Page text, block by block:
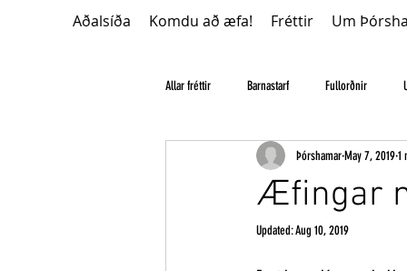
Aðalsíða Komdu að æfa! Fréttir Um
Allar fréttir Barnastarf Fullorðnir
Æfingar
ÞórshamarMay 7, 20191
Updated:Aug 10, 2019